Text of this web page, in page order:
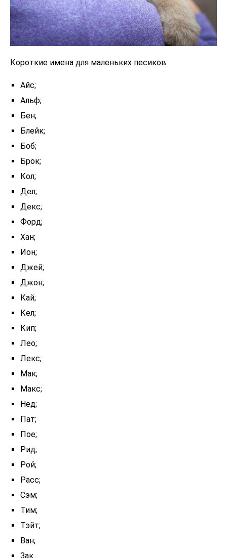
Короткие имена для маленьких песиков:
Айс;
Альф;
Бен;
Блейк;
Боб;
Брок;
Кол;
Дел;
Декс;
Форд;
Хан;
Ион;
Джей;
Джон;
Кай;
Кел;
Кип;
Лео;
Лекс;
Мак;
Макс;
Нед;
Пат;
Пое;
Рид;
Рой;
Расс;
Сэм;
Тим;
Тэйт;
Ван;
Зак.